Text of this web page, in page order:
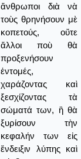
ἄνθρωποι διὰ νὰ
τοὺς θρηνήσουν μὲ
κοπετούς, οὔτε
ἄλλοι ποὺ θὰ
προξενήσουν
ἐντομές,
χαράζοντας καὶ
ξεσχίζοντας τὰ
σώματά των, ἢ θὰ
ξυρίσουν τὴν
κεφαλήν των εἰς
ἔνδειξιν λύπης καὶ